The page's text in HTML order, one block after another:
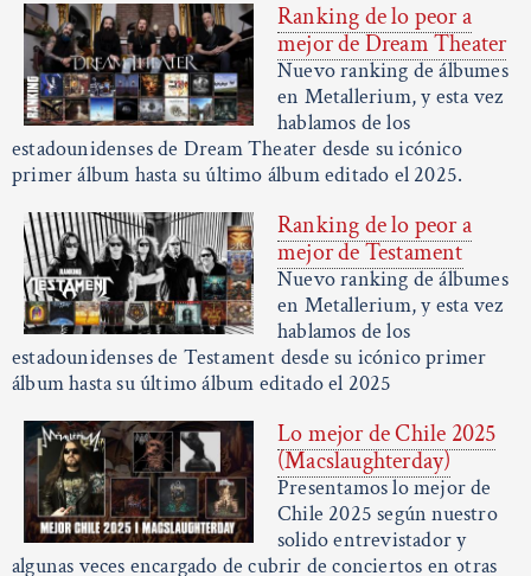
Ranking de lo peor a
mejor de Dream Theater
Nuevo ranking de álbumes
en Metallerium, y esta vez
hablamos de los
estadounidenses de Dream Theater desde su icónico
primer álbum hasta su último álbum editado el 2025.
Ranking de lo peor a
mejor de Testament
Nuevo ranking de álbumes
en Metallerium, y esta vez
hablamos de los
estadounidenses de Testament desde su icónico primer
álbum hasta su último álbum editado el 2025
Lo mejor de Chile 2025
(Macslaughterday)
Presentamos lo mejor de
Chile 2025 según nuestro
solido entrevistador y
algunas veces encargado de cubrir de conciertos en otras